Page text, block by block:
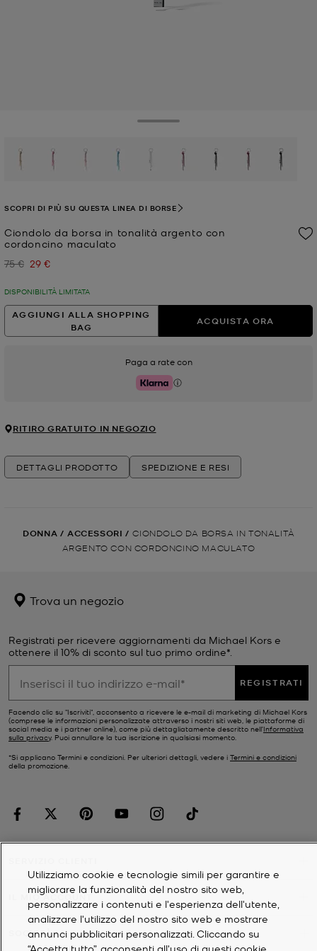
Ciondolo da borsa in tonalità argento con
cordoncino maculato
Prezzo iniziale
75 € Prezzo attuale
29 €
SCOPRI DI PIÙ SU QUESTA LINEA DI BORSE
DISPONIBILITÀ LIMITATA
AGGIUNGI ALLA SHOPPING
BAG
ACQUISTA ORA
Paga a rate con
Klarna
RITIRO GRATUITO IN NEGOZIO
DETTAGLI PRODOTTO SPEDIZIONE E RESI
DONNA / ACCESSORI / CIONDOLO DA BORSA IN TONALITÀ
ARGENTO CON CORDONCINO MACULATO
Trova un negozio
Registrati per ricevere aggiornamenti da Michael Kors e
ottenere il 10% di sconto sul tuo primo ordine*.
REGISTRATI
Facendo clic su "Iscriviti", acconsento a ricevere le e-mail di marketing di Michael Kors
(comprese le informazioni personalizzate attraverso i nostri siti web, le piattaforme di
social media e i partner online), come più dettagliatamente descritto nell’Informativa
sulla privacy. Puoi annullare la tua iscrizione in qualsiasi momento.
*Si applicano Termini e condizioni. Per ulteriori dettagli, vedere i Termini e condizioni
della promozione.
IL MIO ACCOUNT
SOCIETÀ
Utilizziamo cookie e tecnologie simili per garantire e
migliorare la funzionalità del nostro sito web,
personalizzare i contenuti e l'esperienza dell'utente,
analizzare l'utilizzo del nostro sito web e mostrare
annunci pubblicitari personalizzati. Cliccando su
“Accetta tutto”, acconsenti all'uso di questi cookie.